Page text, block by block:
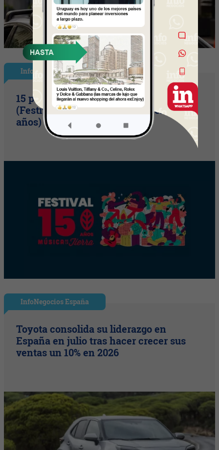
InfoShow
15 primaveras tienes que cumplir
(Festival Música de la Tierra celebra 15
años)
InfoNegocios España
Toyota consolida su liderazgo en
España en julio tras hacer crecer sus
ventas un 10% en 2026